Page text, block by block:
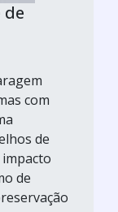
com
de
de